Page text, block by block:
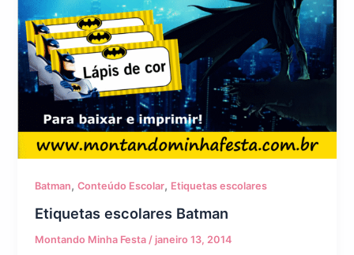
Batman,Conteúdo Escolar, Etiquetas escolares
Etiquetas escolares Batman
Montando Minha Festa / janeiro 13, 2014